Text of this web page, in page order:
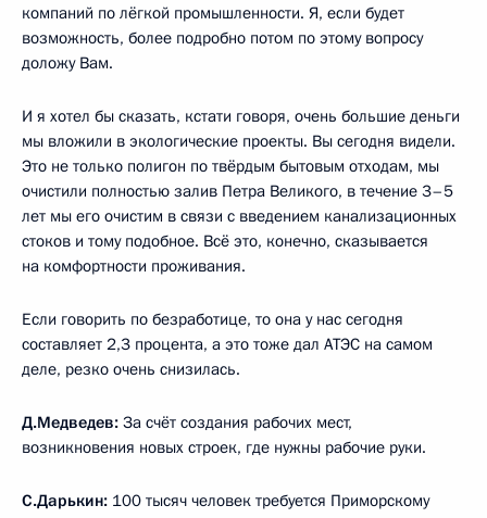
компаний по лёгкой промышленности. Я, если будет
возможность, более подробно потом по этому вопросу
доложу Вам.
И я хотел бы сказать, кстати говоря, очень большие деньги
мы вложили в экологические проекты. Вы сегодня видели.
Это не только полигон по твёрдым бытовым отходам, мы
очистили полностью залив Петра Великого, в течение 3–5
лет мы его очистим в связи с введением канализационных
стоков и тому подобное. Всё это, конечно, сказывается
на комфортности проживания.
Если говорить по безработице, то она у нас сегодня
составляет 2,3 процента, а это тоже дал АТЭС на самом
деле, резко очень снизилась.
Д.Медведев: За счёт создания рабочих мест,
возникновения новых строек, где нужны рабочие руки.
С.Дарькин: 100 тысяч человек требуется Приморскому